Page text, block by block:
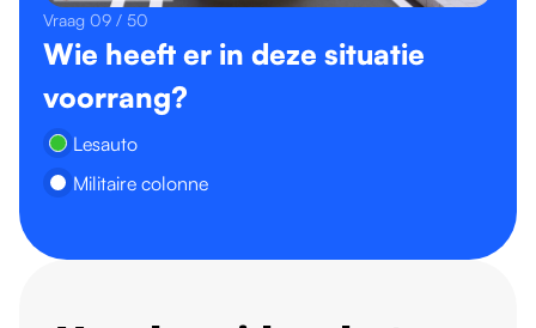
Vraag 09 / 50
Wie heeft er in deze situatie
voorrang?
Lesauto
Militaire colonne